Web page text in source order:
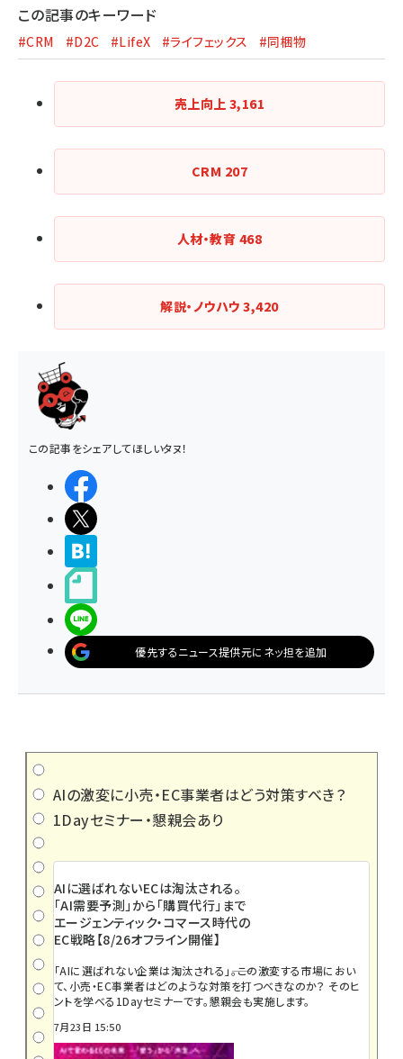
この記事のキーワード
#CRM #D2C #LifeX #ライフェックス #同梱物
売上向上 3,161
CRM 207
人材・教育 468
解説・ノウハウ3,420
この記事をシェアしてほしいタヌ！
優先するニュース提供元にネッ担を追加
AIの激変に小売・EC事業者はどう対策すべき？
1Dayセミナー・懇親会あり
AIに選ばれないECは淘汰される。
「AI需要予測」から「購買代行」まで
エージェンティック・コマース時代の
EC戦略【8/26オフライン開催】
「AIに選ばれない企業は淘汰される」――。この激変する市場におい
て、小売・EC事業者はどのような対策を打つべきなのか？ そのヒ
ントを学べる1Dayセミナーです。懇親会も実施します。
7月23日 15:50